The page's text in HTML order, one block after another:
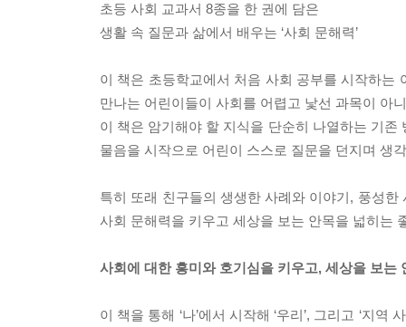
초등 사회 교과서 8종을 한 권에 담은
생활 속 질문과 삶에서 배우는 ‘사회 문해력’
이 책은 초등학교에서 처음 사회 공부를 시작하는
만나는 어린이들이 사회를 어렵고 낯선 과목이 아
이 책은 암기해야 할 지식을 단순히 나열하는 기존
물음을 시작으로 어린이 스스로 질문을 던지며 생
특히 또래 친구들의 생생한 사례와 이야기, 풍성
사회 문해력을 키우고 세상을 보는 안목을 넓히는
사회에 대한 흥미와 호기심을 키우고, 세상을 보는
이 책을 통해 ‘나’에서 시작해 ‘우리’, 그리고 ‘지